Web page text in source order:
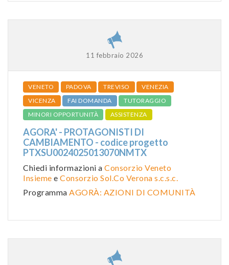
11 febbraio 2026
VENETO PADOVA TREVISO
VENEZIA
VICENZA
FAI DOMANDA
TUTORAGGIO
MINORI OPPORTUNITÀ
ASSISTENZA
AGORA' - PROTAGONISTI DI
CAMBIAMENTO - codice progetto
PTXSU0024025013070NMTX
Chiedi informazioni a Consorzio Veneto
Insieme e Consorzio Sol.Co Verona s.c.s.c.
Programma AGORÀ: AZIONI DI COMUNITÀ